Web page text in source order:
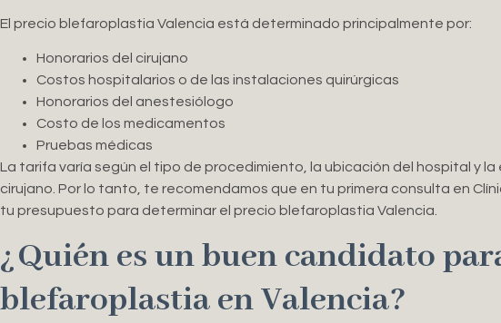
El precio blefaroplastia Valencia está determinado principalmente por:
Honorarios del cirujano
Costos hospitalarios o de las instalaciones quirúrgicas
Honorarios del anestesiólogo
Costo de los medicamentos
Pruebas médicas
La tarifa varía según el tipo de procedimiento, la ubicación del hospital y la
cirujano. Por lo tanto, te recomendamos que en tu primera consulta en
tu presupuesto para determinar el precio blefaroplastia Valencia.
¿Quién es un buen candidato
blefaroplastia en Valencia?